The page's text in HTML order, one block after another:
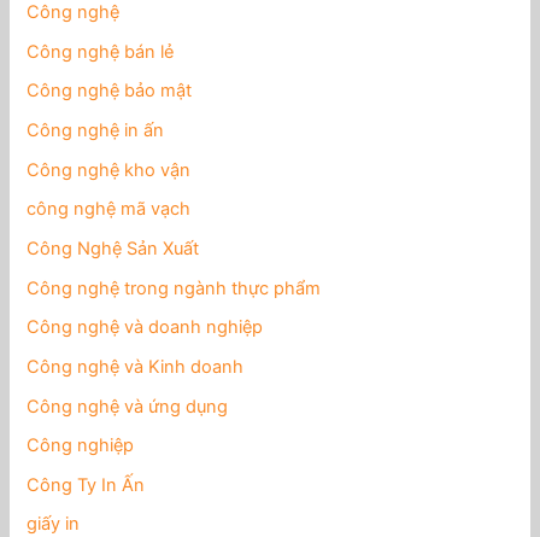
Công nghệ
Công nghệ bán lẻ
Công nghệ bảo mật
Công nghệ in ấn
Công nghệ kho vận
công nghệ mã vạch
Công Nghệ Sản Xuất
Công nghệ trong ngành thực phẩm
Công nghệ và doanh nghiệp
Công nghệ và Kinh doanh
Công nghệ và ứng dụng
Công nghiệp
Công Ty In Ấn
giấy in